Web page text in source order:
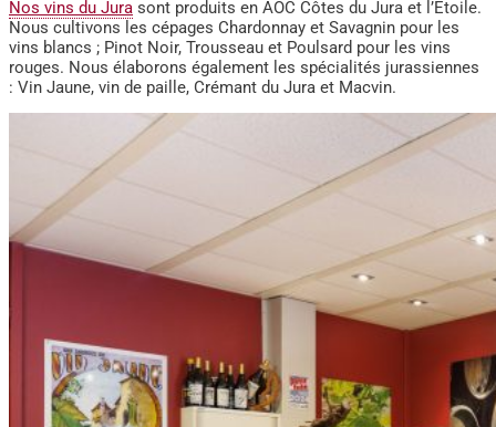
Nos vins du Jura sont produits en AOC Côtes du Jura et l’Étoile.
Nous cultivons les cépages Chardonnay et Savagnin pour les
vins blancs ; Pinot Noir, Trousseau et Poulsard pour les vins
rouges. Nous élaborons également les spécialités jurassiennes
: Vin Jaune, vin de paille, Crémant du Jura et Macvin.